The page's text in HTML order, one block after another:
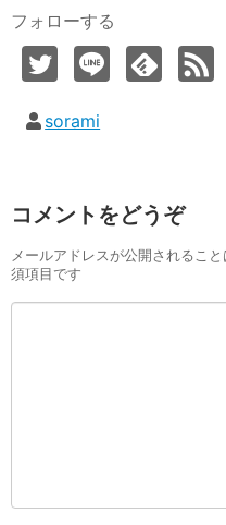
フォローする
sorami
コメントをどうぞ
メールアドレスが公開されること
須項目です